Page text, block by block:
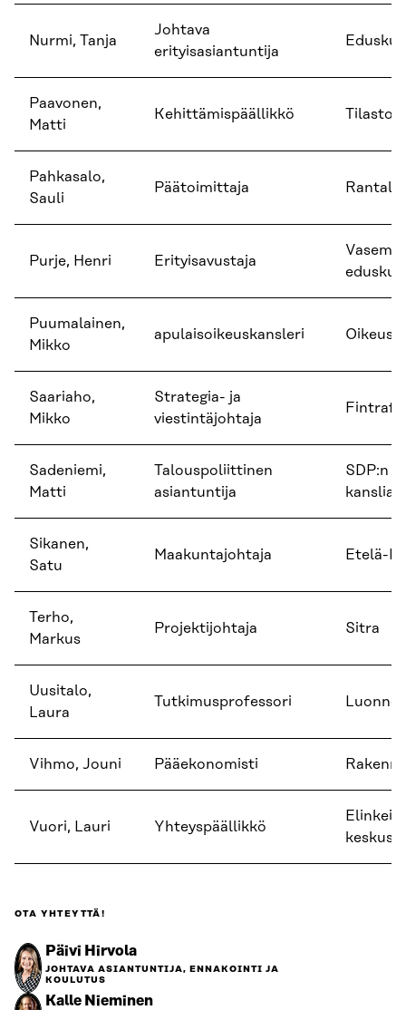
Nurmi, Tanja
Johtava
erityisasiantuntija
Paavonen,
Matti
Kehittämispäällikkö
Pahkasalo,
Sauli
Päätoimittaja
Purje, Henri Erityisavustaja
Puumalainen,
Mikko
apulaisoikeuskansleri
Saariaho,
Mikko
Strategia- ja
viestintäjohtaja
Sadeniemi,
Matti
Talouspoliittinen
asiantuntija
SDP:n
kanslia
Sikanen,
Satu
Maakuntajohtaja Etelä-
Terho,
Markus
Projektijohtaja Sitra
Uusitalo,
Laura
Tutkimusprofessori
Vihmo, Jouni Pääekonomisti
Vuori, Lauri Yhteyspäällikkö
OTA YHTEYTTÄ!
Päivi Hirvola
JOHTAVA ASIANTUNTIJA, ENNAKOINTI JA
KOULUTUS
Kalle Nieminen